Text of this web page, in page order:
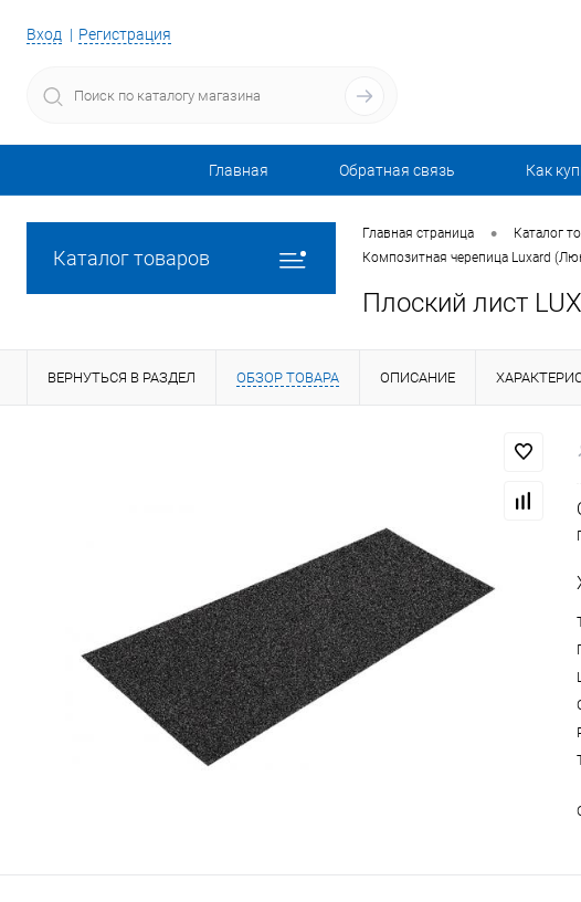
Вход Регистрация
Главная Обратная связь Как
Каталог товаров
Главная страница • Каталог
Композитная черепица Luxard
Плоский лист
ВЕРНУТЬСЯ В РАЗДЕЛ ОБЗОР ТОВАРА ОПИСАНИЕ